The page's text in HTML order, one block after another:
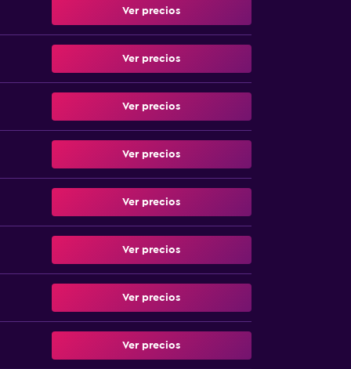
Ver precios
Ver precios
Ver precios
Ver precios
Ver precios
Ver precios
Ver precios
Ver precios